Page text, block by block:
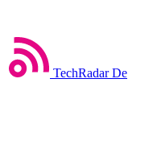
TechRadar De